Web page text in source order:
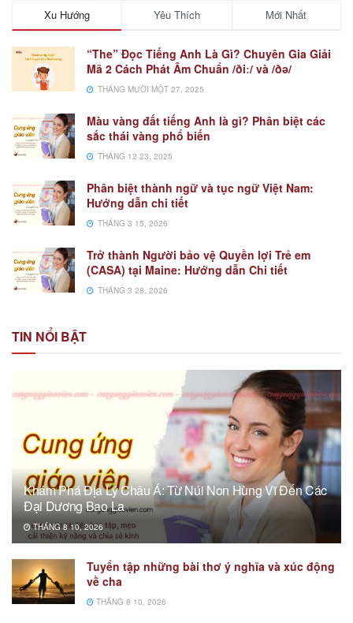
Xu Hướng Yêu Thích Mới Nhất
“The” Đọc Tiếng Anh Là Gì? Chuyên Gia Giải
Mã 2 Cách Phát Âm Chuẩn /ðiː/ và /ðə/
THÁNG MƯỜI MỘT 27, 2025
Màu vàng đất tiếng Anh là gì? Phân biệt các
sắc thái vàng phổ biến
THÁNG 12 23, 2025
Phân biệt thành ngữ và tục ngữ Việt Nam:
Hướng dẫn chi tiết
THÁNG 3 15, 2026
Trở thành Người bảo vệ Quyền lợi Trẻ em
(CASA) tại Maine: Hướng dẫn Chi tiết
THÁNG 3 28, 2026
TIN NỔI BẬT
Khám Phá Địa Lý Châu Á: Từ Núi Non Hùng Vĩ Đến Các
Đại Dương Bao La
THÁNG 8 10, 2026
Tuyển tập những bài thơ ý nghĩa và xúc động
về cha
THÁNG 8 10, 2026